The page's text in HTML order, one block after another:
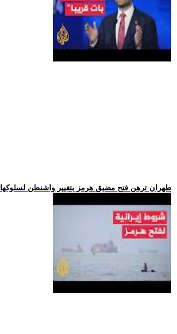
.. طهران ترهن فتح مضيق هرمز بتغيير واشنطن لسلوكها